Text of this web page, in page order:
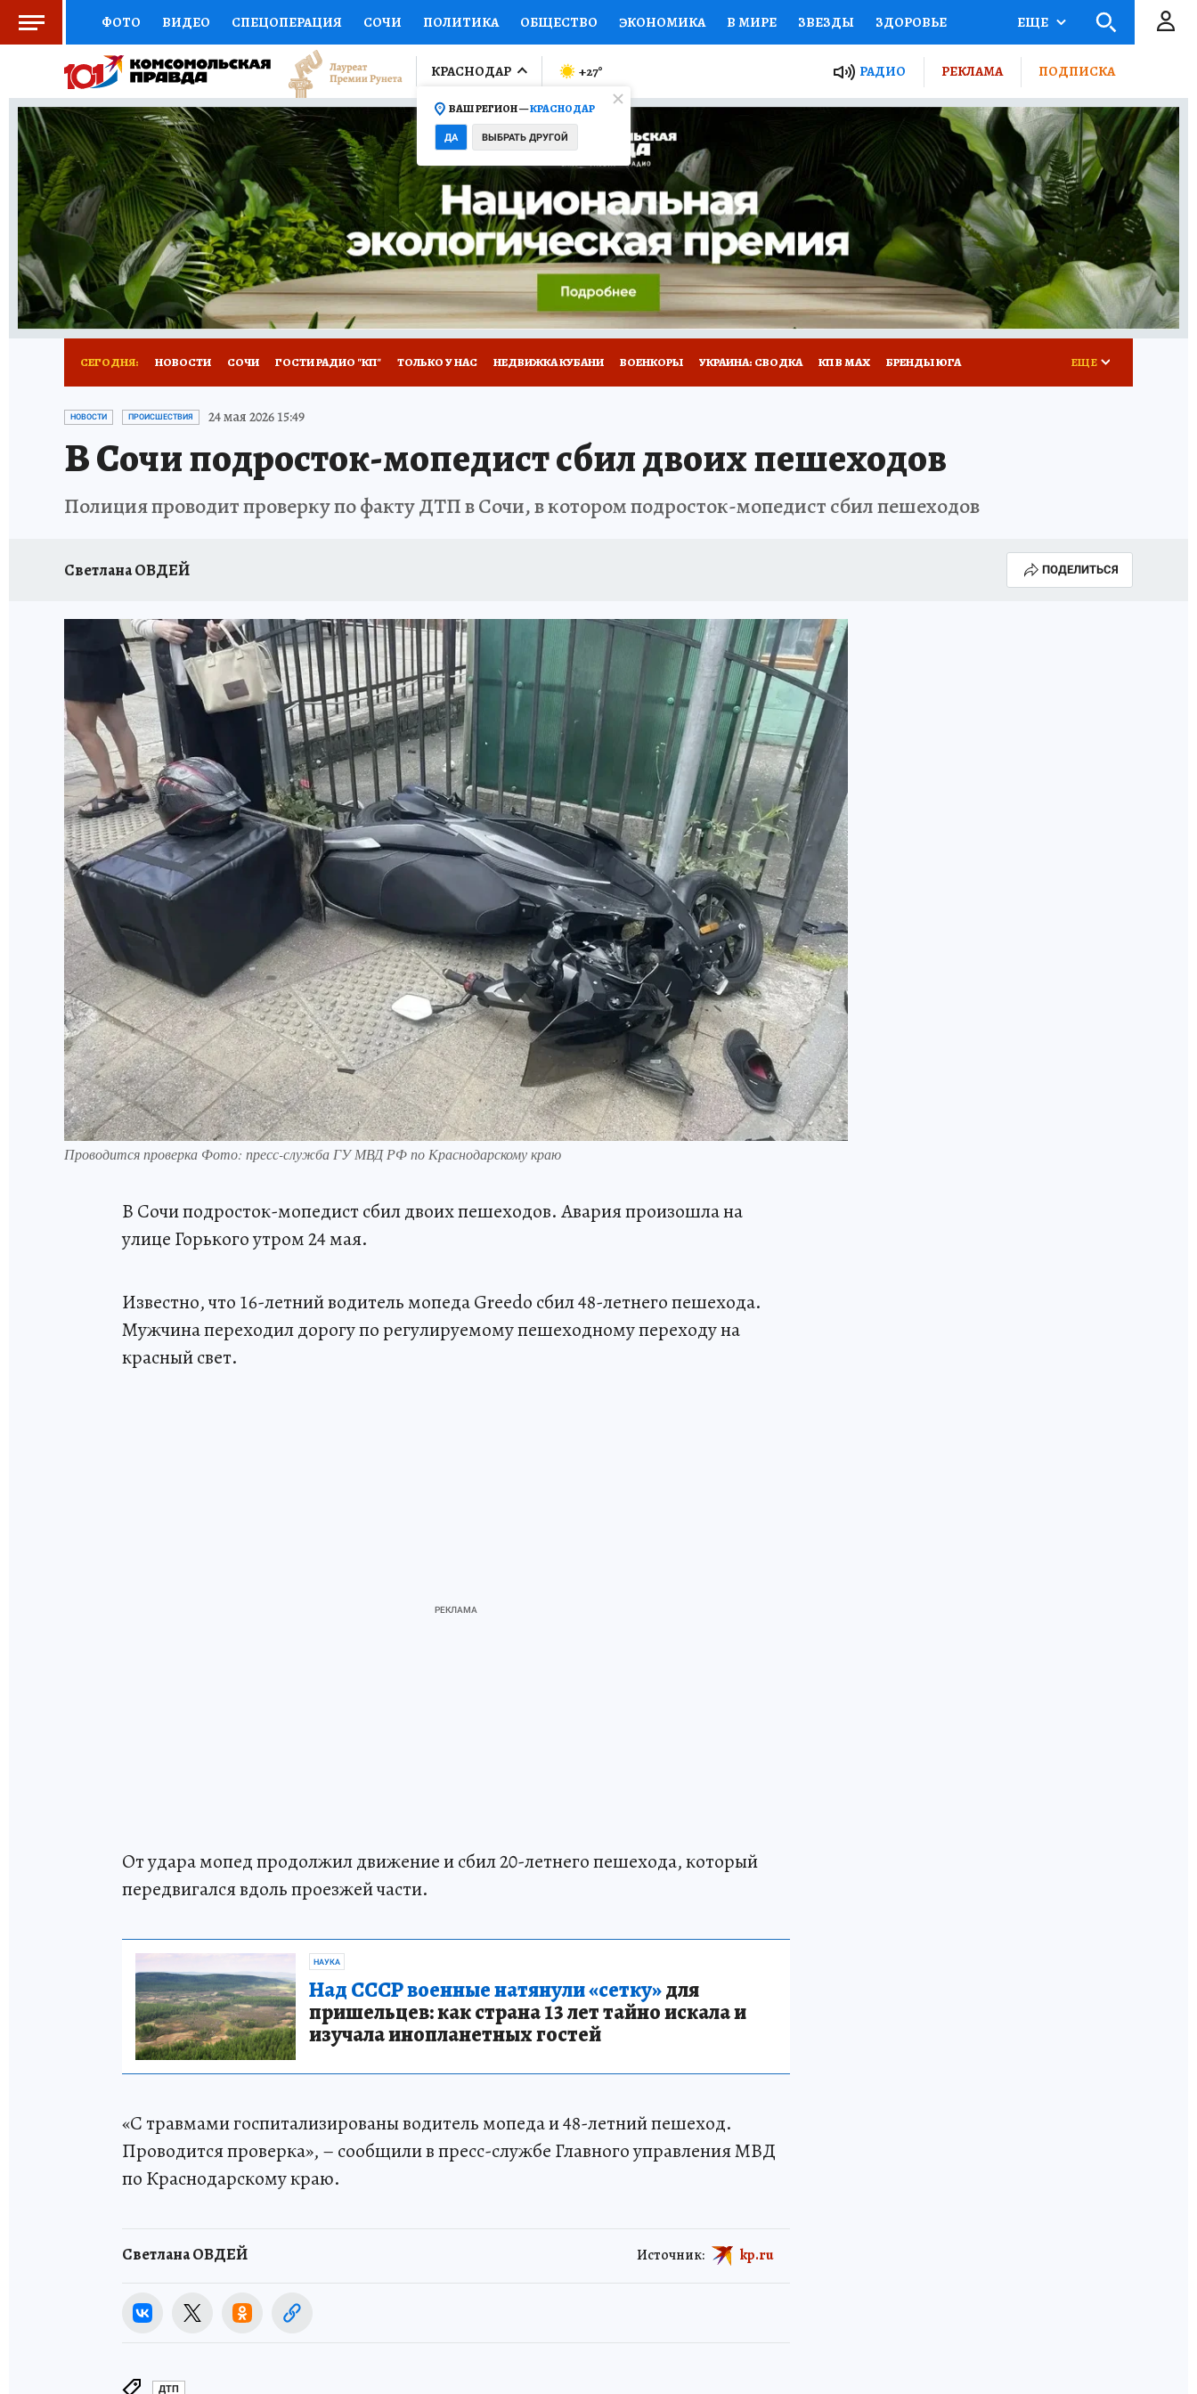
ФОТО ВИДЕО СПЕЦОПЕРАЦИЯ СОЧИ ПОЛИТИКА ОБЩЕСТВО ЭКОНОМИКА В МИРЕ ЗВЕЗДЫ ЗДОРОВЬЕ
СОЦПОДДЕРЖКА НАУКА СПОРТ КОЛУМНИСТЫ ПРОИСШЕСТВИЯ НАЦИОНАЛЬНЫЕ ПРОЕКТЫ РОССИИ
ВЫБОР ЭКСПЕРТОВ ДОКТОР ФИНАНСЫ ОТКРЫВАЕМ МИР Я ЗНАЮ СЕМЬЯ ЖЕНСКИЕ СЕКРЕТЫ ПУТЕВОДИТЕЛЬ
КНИЖНАЯ ПОЛКА ПРОГНОЗЫ НА СПОРТ ПРОМОКОДЫ СЕРИАЛЫ СПЕЦПРОЕКТЫ ДЕФИЦИТ ЖЕЛЕЗА ТУРИЗМ
ПРЕСС-ЦЕНТР НЕДВИЖИМОСТЬ ТЕЛЕВИЗОР КОЛЛЕКЦИИ КОНКУРСЫ РАБОТА У НАС ГИД ПОТРЕБИТЕЛЯ РЕКЛАМА
ВСЕ О КП РАДИО КП ТЕСТЫ НОВОЕ НА САЙТЕ
ЕЩЕ
КРАСНОДАР
ВАШ РЕГИОН —КРАСНОДАР
ДА ВЫБРАТЬ ДРУГОЙ
+27° РАДИО РЕКЛАМА ПОДПИСКА
СЕГОДНЯ: НОВОСТИ СОЧИ ГОСТИ РАДИО "КП" ТОЛЬКО У НАС НЕДВИЖКА КУБАНИ ВОЕНКОРЫ УКРАИНА: СВОДКА КП В МАХ БРЕНДЫ ЮГА
ОТДЫХ В РОССИИ ЗДОРОВЬЕ КУБАНИ
ЕЩЕ
НОВОСТИ ПРОИСШЕСТВИЯ 24 мая 2026 15:49
В Сочи подросток-мопедист сбил двоих пешеходов
Полиция проводит проверку по факту ДТП в Сочи, в котором подросток-мопедист сбил пешеходов
Светлана ОВДЕЙ ПОДЕЛИТЬСЯ
Проводится проверка Фото: пресс-служба ГУ МВД РФ по Краснодарскому краю
В Сочи подросток-мопедист сбил двоих пешеходов. Авария произошла на
улице Горького утром 24 мая.
Известно, что 16-летний водитель мопеда Greedo сбил 48-летнего пешехода.
Мужчина переходил дорогу по регулируемому пешеходному переходу на
красный свет.
От удара мопед продолжил движение и сбил 20-летнего пешехода, который
передвигался вдоль проезжей части.
НАУКА
Над СССР военные натянули «сетку»для
пришельцев: как страна 13 лет тайно искала и
изучала инопланетных гостей
«С травмами госпитализированы водитель мопеда и 48-летний пешеход.
Проводится проверка», – сообщили в пресс-службе Главного управления МВД
по Краснодарскому краю.
Светлана ОВДЕЙ Источник: kp.ru
ДТП